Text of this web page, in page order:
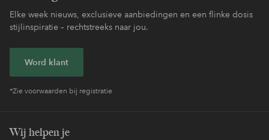
Elke week nieuws, exclusieve aanbiedingen en een flinke dosis
stijlinspiratie – rechtstreeks naar jou.
Word klant
*Zie voorwaarden bij registratie
Wij helpen je